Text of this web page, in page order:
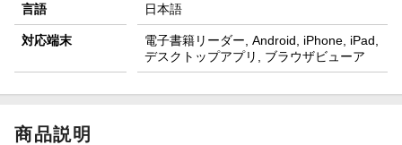
言語 日本語
対応端末
電子書籍リーダー, Android, iPhone, iPad,
デスクトップアプリ, ブラウザビューア
商品説明